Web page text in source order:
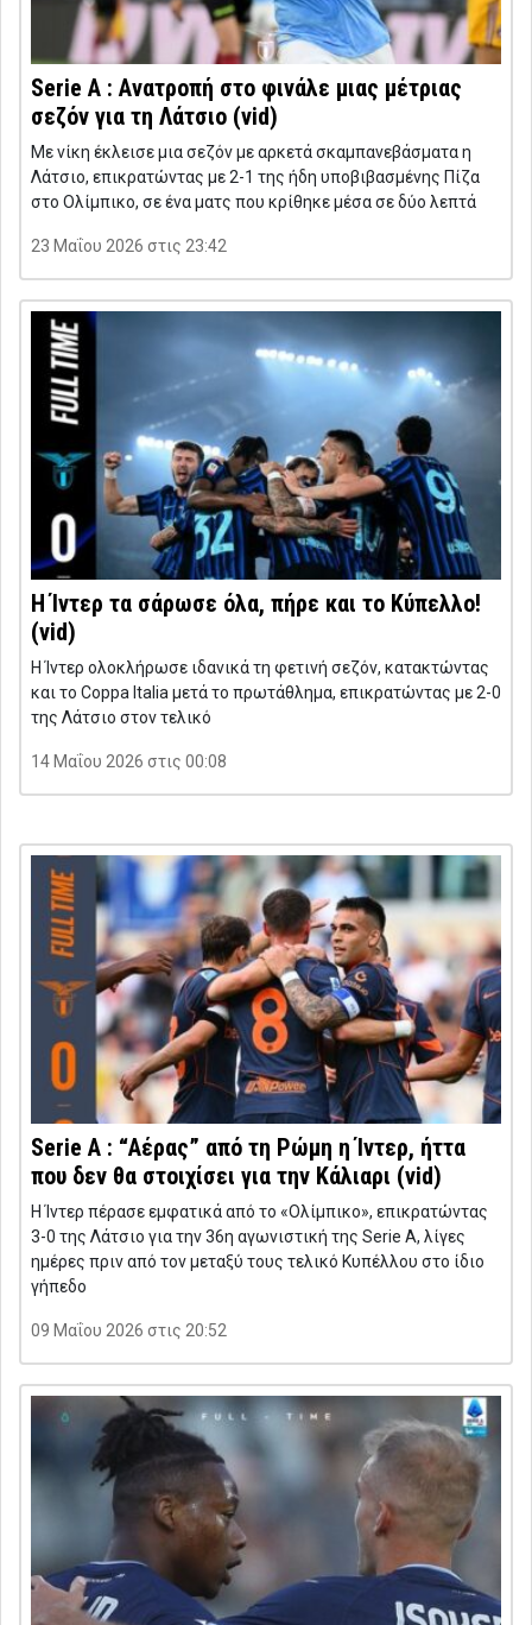
Serie A : Ανατροπή στο φινάλε μιας μέτριας
σεζόν για τη Λάτσιο (vid)
Με νίκη έκλεισε μια σεζόν με αρκετά σκαμπανεβάσματα η
Λάτσιο, επικρατώντας με 2-1 της ήδη υποβιβασμένης Πίζα
στο Ολίμπικο, σε ένα ματς που κρίθηκε μέσα σε δύο λεπτά
23 Μαΐου 2026 στις 23:42
Η Ίντερ τα σάρωσε όλα, πήρε και το Κύπελλο!
(vid)
Η Ίντερ ολοκλήρωσε ιδανικά τη φετινή σεζόν, κατακτώντας
και το Coppa Italia μετά το πρωτάθλημα, επικρατώντας με 2-0
της Λάτσιο στον τελικό
14 Μαΐου 2026 στις 00:08
Serie A : “Αέρας” από τη Ρώμη η Ίντερ, ήττα
που δεν θα στοιχίσει για την Κάλιαρι (vid)
Η Ίντερ πέρασε εμφατικά από το «Ολίμπικο», επικρατώντας
3-0 της Λάτσιο για την 36η αγωνιστική της Serie A, λίγες
ημέρες πριν από τον μεταξύ τους τελικό Κυπέλλου στο ίδιο
γήπεδο
09 Μαΐου 2026 στις 20:52